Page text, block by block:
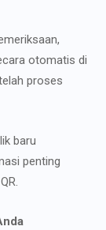
otomatis di
proses
baru
penting